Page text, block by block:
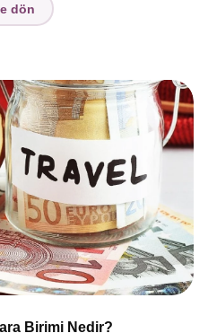
dön
Birimi Nedir?